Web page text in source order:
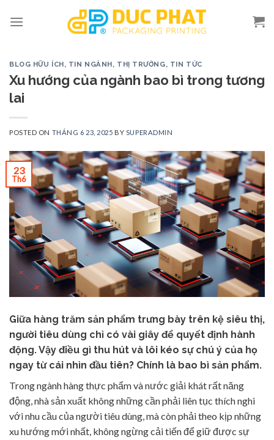
BLOG HỮU ÍCH, TIN NGÀNH, THỊ TRƯỜNG, TIN TỨC
Xu hướng của ngành bao bì trong tương
lai
POSTED ON THÁNG 6 23, 2025 BY SUPERADMIN
23
Th6
Giữa hàng trăm sản phẩm trưng bày trên kệ siêu thị,
người tiêu dùng chỉ có vài giây để quyết định hành
động. Vậy điều gì thu hút và lôi kéo sự chú ý của họ
ngay từ cái nhìn đầu tiên? Chính là bao bì sản phẩm.
Trong ngành hàng thực phẩm và nước giải khát rất năng
động, nhà sản xuất không những cần phải liên tục thích nghi
với nhu cầu của người tiêu dùng, mà còn phải theo kịp những
xu hướng mới nhất, không ngừng cải tiến để giữ được sự